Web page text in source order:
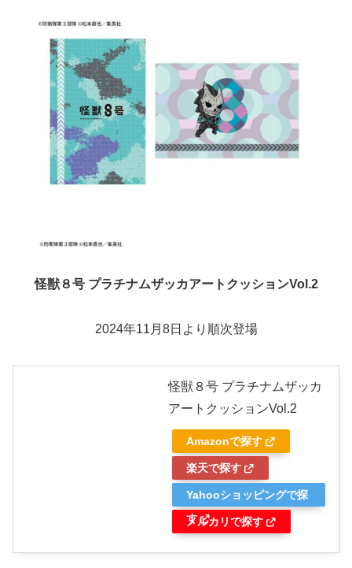
怪獣８号 プラチナムザッカアートクッションVol.2
2024年11月8日より順次登場
怪獣８号 プラチナムザッカ
アートクッションVol.2
Amazonで探す
楽天で探す
Yahooショッピングで探
す
メルカリで探す